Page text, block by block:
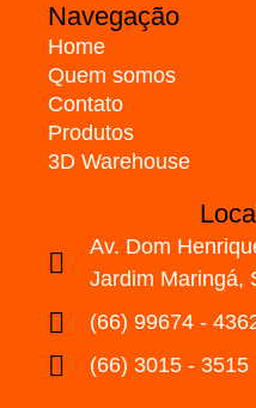
Navegação
Home
Quem somos
Contato
Produtos
3D Warehouse
Av. Dom
Jardim Maringá,
(66) 99674 -
(66) 3015 - 3515